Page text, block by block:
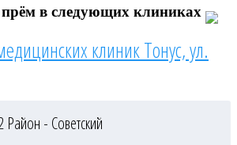
прём в следующих клиниках
клиник Тонус, ул.
Район - Советский